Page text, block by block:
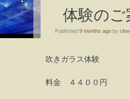
Skip
to
体験のご
Published 9 months agoby
吹きガラス体験
料金 ４４００円